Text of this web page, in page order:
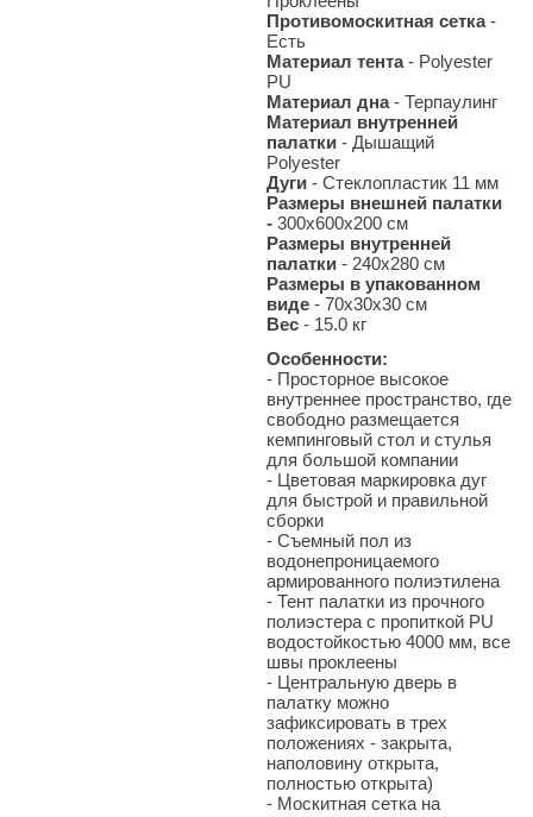
Противомоскитная сетка-
Есть
Материал тента- Polyester
PU
Материал дна- Терпаулинг
Материал внутренней
палатки - Дышащий
Polyester
Дуги - Стеклопластик 11 мм
Размеры внешней палатки
- 300x600x200 см
Размеры внутренней
палатки - 240х280 см
Размеры в упакованном
виде - 70x30х30 см
Вес - 15.0 кг
Особенности:
- Просторное высокое
внутреннее пространство, где
свободно размещается
кемпинговый стол и стулья
для большой компании
- Цветовая маркировка дуг
для быстрой и правильной
сборки
- Съемный пол из
водонепроницаемого
армированного полиэтилена
- Тент палатки из прочного
полиэстера с пропиткой PU
водостойкостью 4000 мм, все
швы проклеены
- Центральную дверь в
палатку можно
зафиксировать в трех
положениях - закрыта,
наполовину открыта,
полностью открыта)
- Москитная сетка на